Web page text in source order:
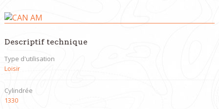
Descriptif technique
Type d'utilisation
Loisir
Cylindrée
1330